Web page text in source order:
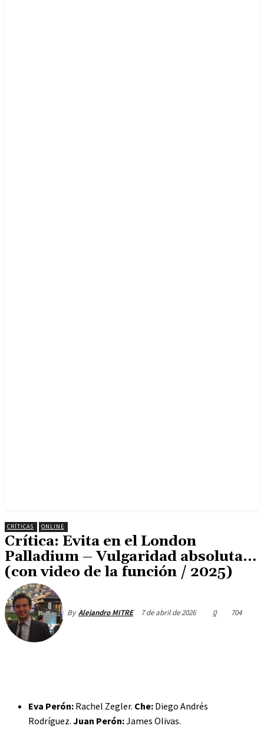
CRÍTICAS ONLINE
Crítica: Evita en el London
Palladium – Vulgaridad absoluta…
(con video de la función / 2025)
By Alejandro MITRE 7 de abril de 2026 0 704
Eva Perón: Rachel Zegler. Che: Diego Andrés
Rodríguez. Juan Perón:James Olivas.